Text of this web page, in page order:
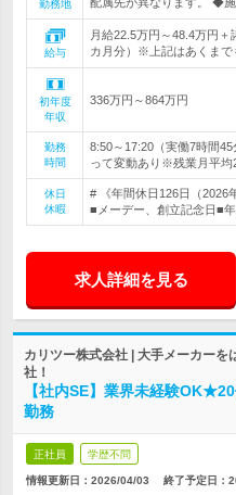
勤務地
給与
月給22.5万円～48.4万円
カ月分）※上記はあくまで
初年度
年収
336万円～864万円
勤務
時間
8:50～17:20（実働7時間
って変動あり※残業月平均
休日
休暇
# 《年間休日126日（2026
■メーデー、創立記念日■
求人詳細を見る
カリツー株式会社 | 大手メーカー
社！
【社内SE】業界未経験
勤務
正社員 学歴不問
情報更新日：2026/04/03 終了予定日：